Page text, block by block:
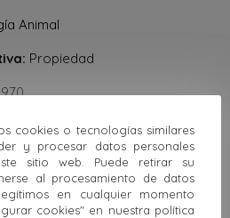
Animal
Propiedad
Malo
Siguiente
cookies o tecnologías similares
y procesar datos personales
sitio web. Puede retirar su
al procesamiento de datos
en cualquier momento
cookies" en nuestra política